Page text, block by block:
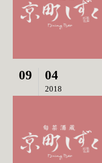
09 04
2018